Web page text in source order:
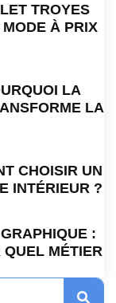
TROYES
À PRIX
LA
LA
CHOISIR UN
INTÉRIEUR ?
:
MÉTIER